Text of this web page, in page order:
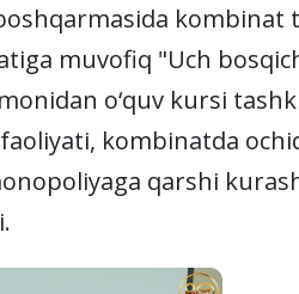
kombinat
muvofiq "Uch
o‘quv kursi
kombinatda
qarshi